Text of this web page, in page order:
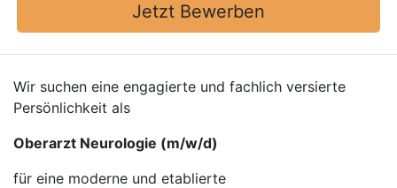
Jetzt Bewerben
Wir suchen eine engagierte und fachlich versierte
Persönlichkeit als
Oberarzt Neurologie (m/w/d)
für eine moderne und etablierte